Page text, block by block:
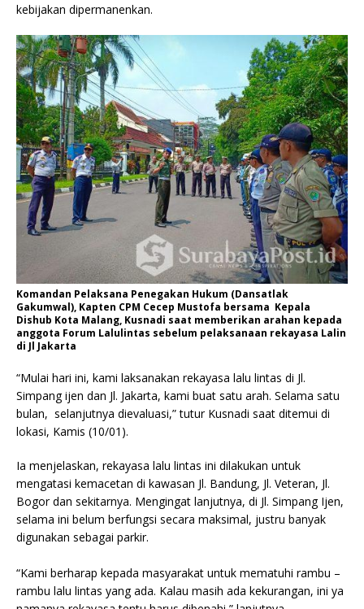
kebijakan dipermanenkan.
Komandan Pelaksana Penegakan Hukum (Dansatlak
Gakumwal), Kapten CPM Cecep Mustofa bersama Kepala
Dishub Kota Malang, Kusnadi saat memberikan arahan kepada
anggota Forum Lalulintas sebelum pelaksanaan rekayasa Lalin
di Jl Jakarta
“Mulai hari ini, kami laksanakan rekayasa lalu lintas di Jl.
Simpang ijen dan Jl. Jakarta, kami buat satu arah. Selama satu
bulan, selanjutnya dievaluasi,” tutur Kusnadi saat ditemui di
lokasi, Kamis (10/01).
Ia menjelaskan, rekayasa lalu lintas ini dilakukan untuk
mengatasi kemacetan di kawasan Jl. Bandung, Jl. Veteran, Jl.
Bogor dan sekitarnya. Mengingat lanjutnya, di Jl. Simpang Ijen,
selama ini belum berfungsi secara maksimal, justru banyak
digunakan sebagai parkir.
“Kami berharap kepada masyarakat untuk mematuhi rambu –
rambu lalu lintas yang ada. Kalau masih ada kekurangan, ini ya